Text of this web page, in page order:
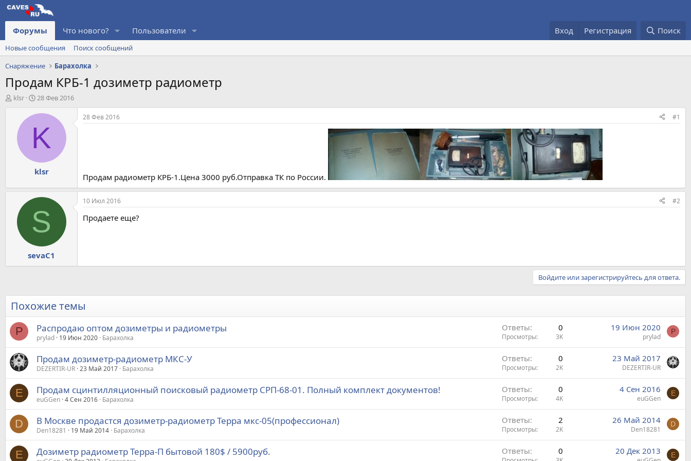
Форумы Что нового? Пользователи Вход Регистрация Поиск
Новые сообщения
Поиск сообщений
Снаряжение
Барахолка
Продам КРБ-1 дозиметр радиометр
А
klsr
Д
т
н
а
а
л
28 Фев 2016
K
klsr
28 Фев 2016 #1
Продам радиометр КРБ-1.Цена 3000 руб.Отправка ТК по России.
S
sevaC1
10 Июл 2016 #2
Продаете еще?
Войдите или зарегистрируйтесь для ответа.
Похожие темы
P Распродаю оптом дозиметры и радиометры
prylad 19 Июн 2020 Барахолка
Ответы 0
Просмотры 3K
19 Июн 2020
prylad
P
Продам дозиметр-радиометр МКС-У
DEZERTIR-UR 23 Май 2017 Барахолка
Ответы 0
Просмотры 2K
23 Май 2017
DEZERTIR-UR
E Продам сцинтилляционный поисковый радиометр СРП-68-01. Полный комплект документов!
euGGen 4 Сен 2016 Барахолка
Ответы 0
Просмотры 4K
4 Сен 2016
euGGen
E
D В Москве продастся дозиметр-радиометр Терра мкс-05(профессионал)
Den18281 19 Май 2014 Барахолка
Ответы 2
Просмотры 2K
26 Май 2014
Den18281
D
E Дозиметр радиометр Терра-П бытовой 180$ / 5900руб. Ответы 0 20 Дек 2013 E